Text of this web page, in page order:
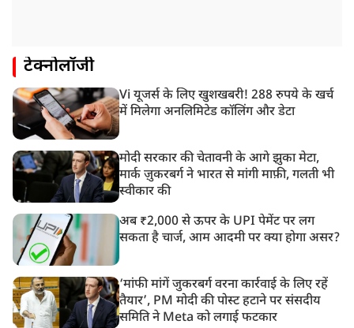
टेक्नोलॉजी
Vi यूजर्स के लिए खुशखबरी! 288 रुपये के खर्च
में मिलेगा अनलिमिटेड कॉलिंग और डेटा
मोदी सरकार की चेतावनी के आगे झुका मेटा,
मार्क ज़ुकरबर्ग ने भारत से मांगी माफ़ी, गलती भी
स्वीकार की
अब ₹2,000 से ऊपर के UPI पेमेंट पर लग
सकता है चार्ज, आम आदमी पर क्या होगा असर?
‘मांफी मांगें जुकरबर्ग वरना कार्रवाई के लिए रहें
तैयार’, PM मोदी की पोस्ट हटाने पर संसदीय
समिति ने Meta को लगाई फटकार